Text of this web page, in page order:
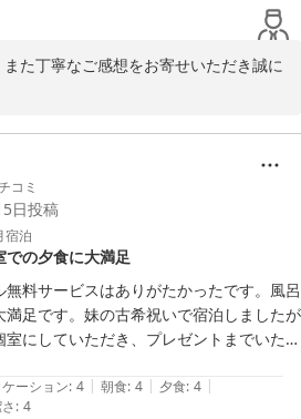
言葉を励みに、今後もよりご満足いただ
いります。ぜひまたのお越しをスタッフ
ます。ありがとうございました。
た丁寧なご感想をお寄せいただき誠に
、広い窓から遠くまでご覧いただけた
こと、大変嬉しく拝読いたしました。
ましても「どれもおいしく」とのお言
スタッフ一同大変励みになっておりま
お好きなものを自由にお選びいただ
満足いただけたとのこと、何よりでご
ルを含むドリンクやソフトクリーム、
いただけたご様子を伺い、嬉しく思っ
コミ
日投稿
宿泊
での夕食に大満足
料サービスはありがたかったです。風呂
足です。妹の古希祝いで宿泊しましたが
にしていただき、プレゼントまでいただ
のは外国の方でしたが言葉等問題なくサ
ケーション: 4 | 朝食: 4 | 夕食: 4 |
: 4